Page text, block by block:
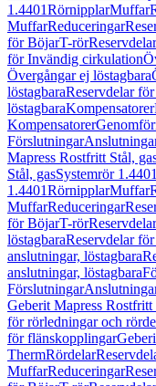
1.4401RörnipplarMuffar
MuffarReduceringar
för BöjarT-rör
för Invändig cirkulation
Övergångar ej löstagbara
löstagbaraReservdelar
löstagbaraKompensatorer
Kompensatorer
Förslutningar
Mapress Rostfritt Stål,
Stål, gasSystemrör 1.4401
1.4401RörnipplarMuffar
MuffarReduceringar
för BöjarT-rör
löstagbaraReservdelar
anslutningar, löstagbara
anslutningar, löstagbara
Förslutningar
Geberit Mapress Rostfritt
för rörledningar och
för flänskopplingar
ThermRördelar
MuffarReduceringar